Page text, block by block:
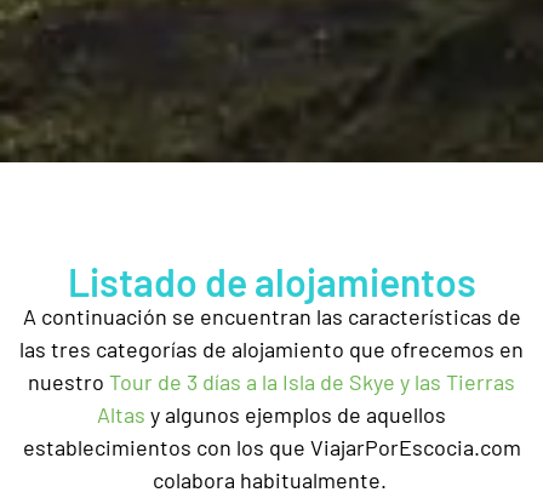
Listado de alojamientos
A continuación se encuentran las características de
las tres categorías de alojamiento que ofrecemos en
nuestro Tour de 3 días a la Isla de Skye y las Tierras
Altas y algunos ejemplos de aquellos
establecimientos con los que ViajarPorEscocia.com
colabora habitualmente.